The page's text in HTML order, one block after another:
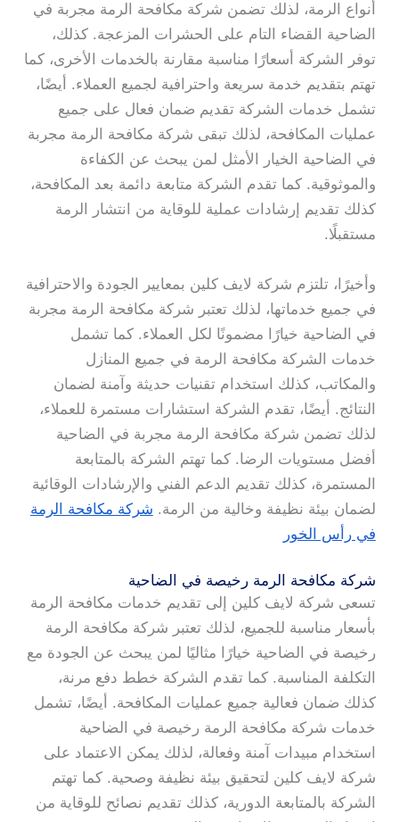
أنواع الرمة، لذلك تضمن شركة مكافحة الرمة مجربة في
الضاحية القضاء التام على الحشرات المزعجة. كذلك،
توفر الشركة أسعارًا مناسبة مقارنة بالخدمات الأخرى، كما
تهتم بتقديم خدمة سريعة واحترافية لجميع العملاء. أيضًا،
تشمل خدمات الشركة تقديم ضمان فعال على جميع
عمليات المكافحة، لذلك تبقى شركة مكافحة الرمة مجربة
في الضاحية الخيار الأمثل لمن يبحث عن الكفاءة
والموثوقية. كما تقدم الشركة متابعة دائمة بعد المكافحة،
كذلك تقديم إرشادات عملية للوقاية من انتشار الرمة
مستقبلًا.
وأخيرًا، تلتزم شركة لايف كلين بمعايير الجودة والاحترافية
في جميع خدماتها، لذلك تعتبر شركة مكافحة الرمة مجربة
في الضاحية خيارًا مضمونًا لكل العملاء. كما تشمل
خدمات الشركة مكافحة الرمة في جميع المنازل
والمكاتب، كذلك استخدام تقنيات حديثة وآمنة لضمان
النتائج. أيضًا، تقدم الشركة استشارات مستمرة للعملاء،
لذلك تضمن شركة مكافحة الرمة مجربة في الضاحية
أفضل مستويات الرضا. كما تهتم الشركة بالمتابعة
المستمرة، كذلك تقديم الدعم الفني والإرشادات الوقائية
لضمان بيئة نظيفة وخالية من الرمة. شركة مكافحة الرمة
في رأس الخور
شركة مكافحة الرمة رخيصة في الضاحية
تسعى شركة لايف كلين إلى تقديم خدمات مكافحة الرمة
بأسعار مناسبة للجميع، لذلك تعتبر شركة مكافحة الرمة
رخيصة في الضاحية خيارًا مثاليًا لمن يبحث عن الجودة مع
التكلفة المناسبة. كما تقدم الشركة خطط دفع مرنة،
كذلك ضمان فعالية جميع عمليات المكافحة. أيضًا، تشمل
خدمات شركة مكافحة الرمة رخيصة في الضاحية
استخدام مبيدات آمنة وفعالة، لذلك يمكن الاعتماد على
شركة لايف كلين لتحقيق بيئة نظيفة وصحية. كما تهتم
الشركة بالمتابعة الدورية، كذلك تقديم نصائح للوقاية من